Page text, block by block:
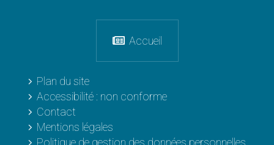
Accueil
Plan du site
Accessibilité : non conforme
Contact
Mentions légales
Politique de gestion des données personnelles